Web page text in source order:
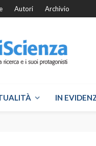
Autori Archivio
IN